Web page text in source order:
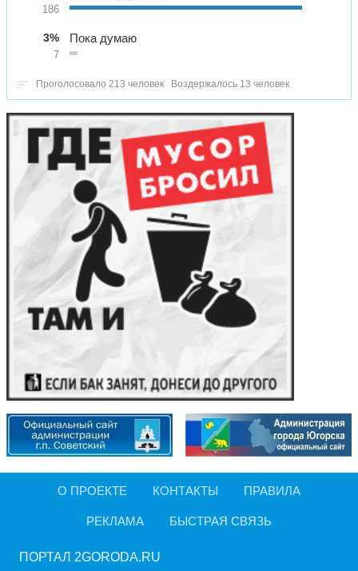
186
3%
7
Пока думаю
Проголосовало 213 человек Воздержалось 13 человек
О ПРОЕКТЕ КОНТАКТЫ ПРАВИЛА
РЕКЛАМА БЫСТРАЯ СВЯЗЬ
ПОРТАЛ 2GORODA.RU